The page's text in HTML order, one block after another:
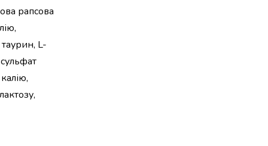
рапсова
L-